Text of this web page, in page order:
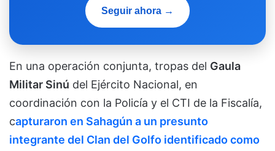
Seguir ahora →
En una operación conjunta, tropas del Gaula
Militar Sinú del Ejército Nacional, en
coordinación con la Policía y el CTI de la Fiscalía,
capturaron en Sahagún a un presunto
integrante del Clan del Golfo identificado como